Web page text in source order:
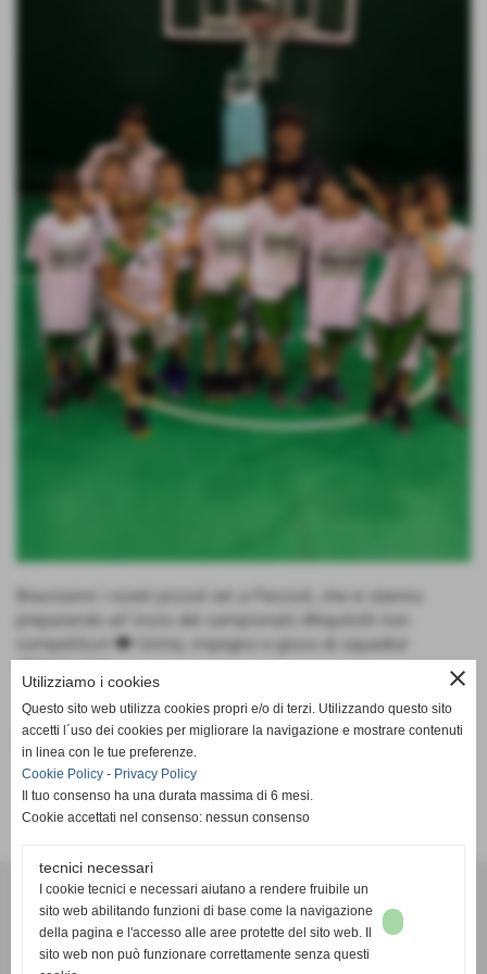
Bravissimi i nostri piccoli ieri a Peccioli, che si stanno
preparando all´inizio del campionato #Aquilotti non
competitivo! 🐸 Grinta, impegno e gioco di squadra!
Fonte: Frogs
A. D. Pallacanestro Castelfranco Frogs
Via Rocco Scotellaro, 39 - CAP 56022 - Castelfranco di sotto (Pisa)
P.I. 01636130500
Tel. 3387540212
close
Utilizziamo i cookies
Questo sito web utilizza cookies propri e/o di terzi. Utilizzando questo sito
accetti l´uso dei cookies per migliorare la navigazione e mostrare contenuti
in linea con le tue preferenze.
Cookie Policy - Privacy Policy
Il tuo consenso ha una durata massima di 6 mesi.
Cookie accettati nel consenso: nessun consenso
tecnici necessari
I cookie tecnici e necessari aiutano a rendere fruibile un
sito web abilitando funzioni di base come la navigazione
della pagina e l'accesso alle aree protette del sito web. Il
sito web non può funzionare correttamente senza questi